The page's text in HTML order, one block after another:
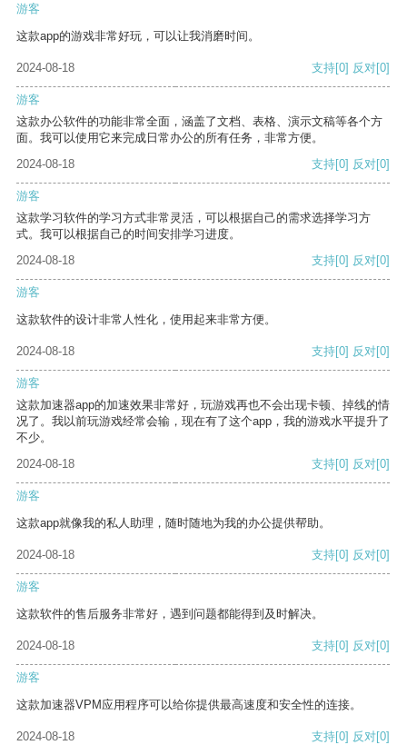
游客
这款app的游戏非常好玩，可以让我消磨时间。
2024-08-18 支持[0] 反对[0]
游客
这款办公软件的功能非常全面，涵盖了文档、表格、演示文稿等各个方
面。我可以使用它来完成日常办公的所有任务，非常方便。
2024-08-18
支持[0] 反对[0]
游客
这款学习软件的学习方式非常灵活，可以根据自己的需求选择学习方
式。我可以根据自己的时间安排学习进度。
2024-08-18
支持[0] 反对[0]
游客
这款软件的设计非常人性化，使用起来非常方便。
2024-08-18 支持[0] 反对[0]
游客
这款加速器app的加速效果非常好，玩游戏再也不会出现卡顿、掉线的情
况了。我以前玩游戏经常会输，现在有了这个app，我的游戏水平提升了
不少。
2024-08-18
支持[0] 反对[0]
游客
这款app就像我的私人助理，随时随地为我的办公提供帮助。
2024-08-18 支持[0] 反对[0]
游客
这款软件的售后服务非常好，遇到问题都能得到及时解决。
2024-08-18 支持[0] 反对[0]
游客
这款加速器VPM应用程序可以给你提供最高速度和安全性的连接。
2024-08-18 支持[0] 反对[0]